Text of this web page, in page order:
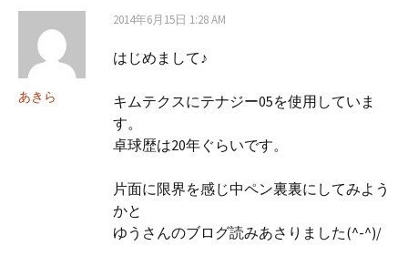
あきら
2014年6月15日 1:28 AM
はじめまして♪
キムテクスにテナジー05を使用していま
す。
卓球歴は20年ぐらいです。
片面に限界を感じ中ペン裏裏にしてみよう
かと
ゆうさんのブログ読みあさりました(^-^)/